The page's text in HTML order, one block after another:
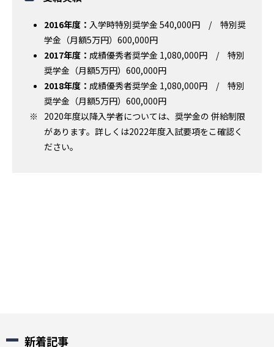
2016年度： 入学時特別奨学金 540,000円 / 特別奨
学金（月額5万円）600,000円
2017年度： 成績優秀者奨学金 1,080,000円 / 特別
奨学金（月額5万円）600,000円
2018年度： 成績優秀者奨学金 1,080,000円 / 特別
奨学金（月額5万円）600,000円
2020年度以降入学者については、奨学金の 併給制限
があります。詳しくは2022年度入試要項をこ確認く
ださい。
新着記事